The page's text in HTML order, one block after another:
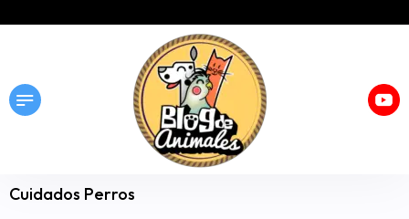
Cuidados Perros